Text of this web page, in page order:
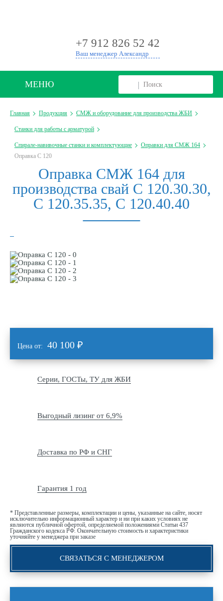
+7 912 826 52 42
Ваш менеджер Александр
МЕНЮ
Главная Продукция СМЖ и оборудование для производства ЖБИ
Станки для работы с арматурой
Спирале-навивочные станки и комплектующие
Оправки для СМЖ 164
Оправка С 120
Оправка СМЖ 164 для
производства свай С 120.30.30,
С 120.35.35, С 120.40.40
Цена от: 40 100 ₽
Серии, ГОСТы, ТУ для ЖБИ
Выгодный лизинг от 6,9%
Доставка по РФ и СНГ
Гарантия 1 год
* Представленные размеры, комплектации и цены, указанные на сайте, носят
исключительно информационный характер и ни при каких условиях не
являются публичной офертой, определяемой положениями Статьи 437
Гражданского кодекса РФ. Окончательную стоимость и характеристики
уточняйте у менеджера при заказе
СВЯЗАТЬСЯ С МЕНЕДЖЕРОМ